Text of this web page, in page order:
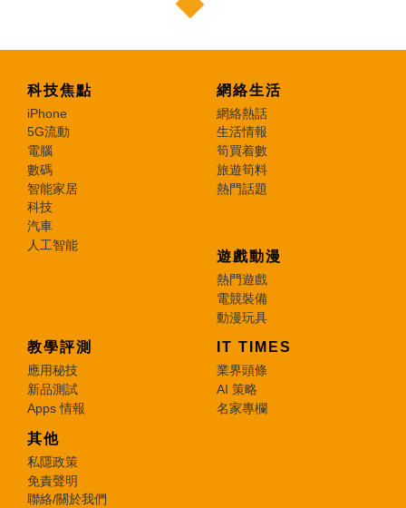
科技焦點
iPhone
5G流動
電腦
數碼
智能家居
科技
汽車
人工智能
網絡生活
網絡熱話
生活情報
筍買着數
旅遊筍料
熱門話題
遊戲動漫
熱門遊戲
電競裝備
動漫玩具
教學評測
應用秘技
新品測試
Apps 情報
IT TIMES
業界頭條
AI 策略
名家專欄
其他
私隱政策
免責聲明
聯絡/關於我們